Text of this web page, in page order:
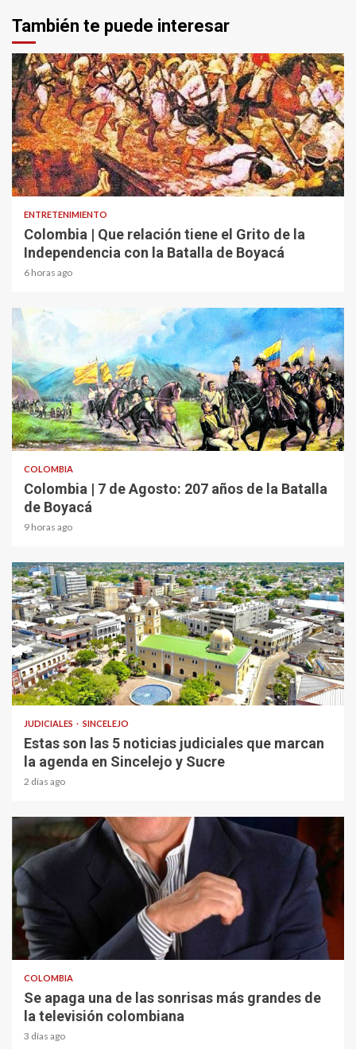
También te puede interesar
1 min read
ENTRETENIMIENTO
Colombia | Que relación tiene el Grito de la
Independencia con la Batalla de Boyacá
6 horas ago
2 min read
COLOMBIA
Colombia | 7 de Agosto: 207 años de la Batalla
de Boyacá
9 horas ago
1 min read
JUDICIALES SINCELEJO
Estas son las 5 noticias judiciales que marcan
la agenda en Sincelejo y Sucre
2 días ago
1 min read
COLOMBIA
Se apaga una de las sonrisas más grandes de
la televisión colombiana
3 días ago